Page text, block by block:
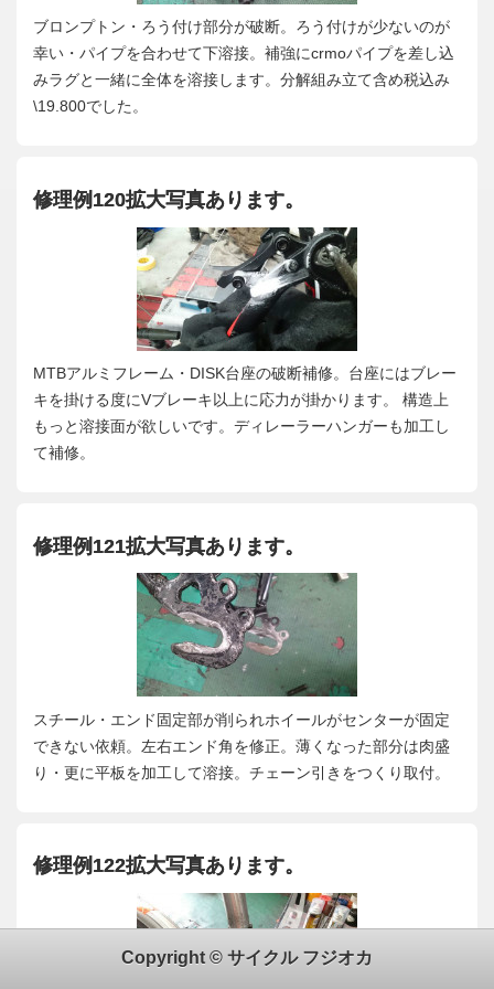
ブロンプトン・ろう付け部分が破断。ろう付けが少ないのが
幸い・パイプを合わせて下溶接。補強にcrmoパイプを差し込
みラグと一緒に全体を溶接します。分解組み立て含め税込み
\19.800でした。
修理例120拡大写真あります。
MTBアルミフレーム・DISK台座の破断補修。台座にはブレー
キを掛ける度にVブレーキ以上に応力が掛かります。 構造上
もっと溶接面が欲しいです。ディレーラーハンガーも加工し
て補修。
修理例121拡大写真あります。
スチール・エンド固定部が削られホイールがセンターが固定
できない依頼。左右エンド角を修正。薄くなった部分は肉盛
り・更に平板を加工して溶接。チェーン引きをつくり取付。
修理例122拡大写真あります。
Copyright © サイクル フジオカ